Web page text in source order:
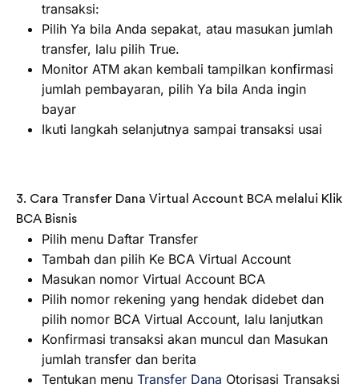
transaksi:
Pilih Ya bila Anda sepakat, atau masukan jumlah
transfer, lalu pilih True.
Monitor ATM akan kembali tampilkan konfirmasi
jumlah pembayaran, pilih Ya bila Anda ingin
bayar
Ikuti langkah selanjutnya sampai transaksi usai
3. Cara Transfer Dana Virtual Account BCA melalui Klik
BCA Bisnis
Pilih menu Daftar Transfer
Tambah dan pilih Ke BCA Virtual Account
Masukan nomor Virtual Account BCA
Pilih nomor rekening yang hendak didebet dan
pilih nomor BCA Virtual Account, lalu lanjutkan
Konfirmasi transaksi akan muncul dan Masukan
jumlah transfer dan berita
Tentukan menu Transfer Dana Otorisasi Transaksi